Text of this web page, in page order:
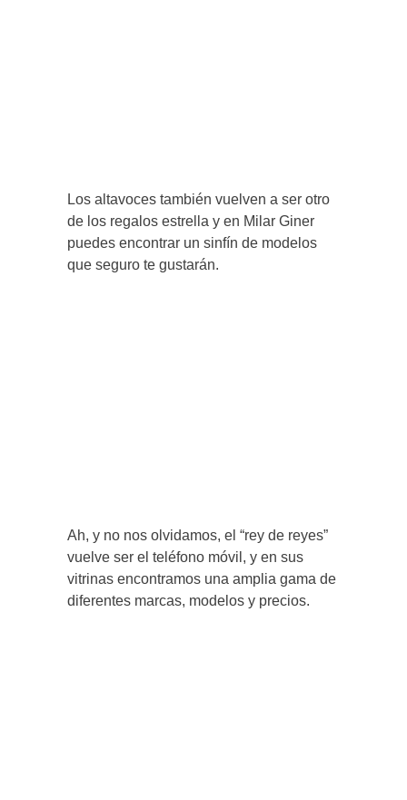
Los altavoces también vuelven a ser otro
de los regalos estrella y en Milar Giner
puedes encontrar un sinfín de modelos
que seguro te gustarán.
Ah, y no nos olvidamos, el “rey de reyes”
vuelve ser el teléfono móvil, y en sus
vitrinas encontramos una amplia gama de
diferentes marcas, modelos y precios.